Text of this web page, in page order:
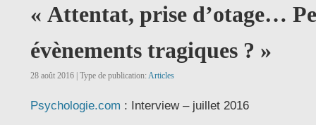
« Attentat, prise d’otage…
évènements tragiques ? »
28 août 2016 | Type de publication: Articles
Psychologie.com : Interview – juillet 2016